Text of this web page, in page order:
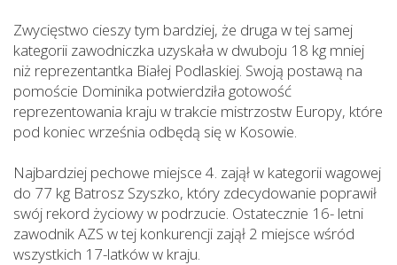
Zwycięstwo cieszy tym bardziej, że druga w tej samej
kategorii zawodniczka uzyskała w dwuboju 18 kg mniej
niż reprezentantka Białej Podlaskiej. Swoją postawą na
pomoście Dominika potwierdziła gotowość
reprezentowania kraju w trakcie mistrzostw Europy, które
pod koniec września odbędą się w Kosowie.
Najbardziej pechowe miejsce 4. zajął w kategorii wagowej
do 77 kg Batrosz Szyszko, który zdecydowanie poprawił
swój rekord życiowy w podrzucie. Ostatecznie 16- letni
zawodnik AZS w tej konkurencji zajął 2 miejsce wśród
wszystkich 17-latków w kraju.